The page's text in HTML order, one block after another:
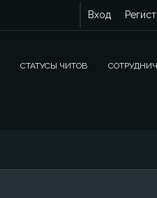
Вход
СТАТУСЫ ЧИТОВ